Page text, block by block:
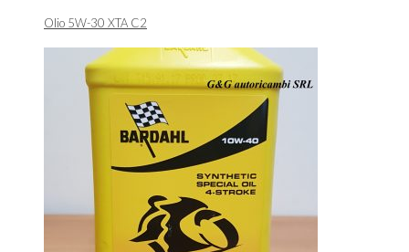
Olio 5W-30 XTA C2